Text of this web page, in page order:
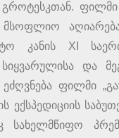
ფილმი
მსოფლიო
კანის XI
და
ფილმი